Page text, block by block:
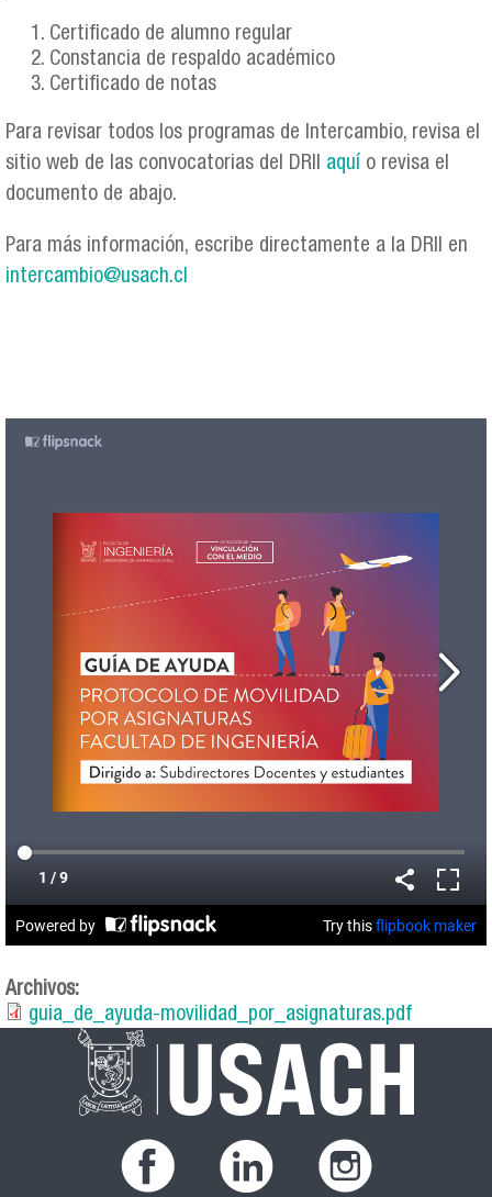
Certificado de alumno regular
Constancia de respaldo académico
Certificado de notas
Para revisar todos los programas de Intercambio, revisa el
sitio web de las convocatorias del DRII aquí o revisa el
documento de abajo.
Para más información, escribe directamente a la DRII en
intercambio@usach.cl
Archivos:
guia_de_ayuda-movilidad_por_asignaturas.pdf